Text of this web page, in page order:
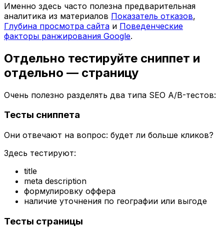
Именно здесь часто полезна предварительная
аналитика из материалов Показатель отказов,
Глубина просмотра сайта и Поведенческие
факторы ранжирования Google.
Отдельно тестируйте сниппет и
отдельно — страницу
Очень полезно разделять два типа SEO A/B-тестов:
Тесты сниппета
Они отвечают на вопрос: будет ли больше кликов?
Здесь тестируют:
title
meta description
формулировку оффера
наличие уточнения по географии или выгоде
Тесты страницы